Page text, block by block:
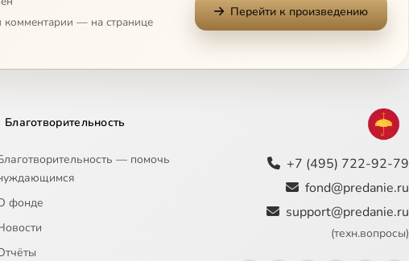
— на странице
Перейти к произведению
Благотворительность
— помочь
фонде
+7 (495) 722-92-79
fond@predanie.ru
support@predanie.ru
(техн.вопросы)